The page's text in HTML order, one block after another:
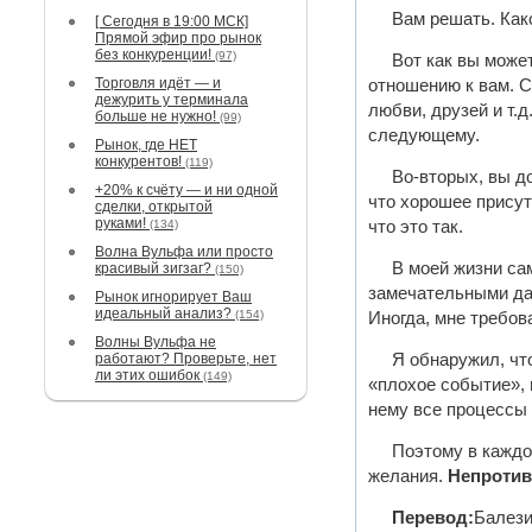
[ Сегодня в 19:00 МСК]
Прямой эфир про рынок
без конкуренции! (97)
Торговля идёт — и
дежурить у терминала
больше не нужно! (99)
Рынок, где НЕТ
конкурентов! (119)
+20% к счёту — и ни одной
сделки, открытой
руками! (134)
Волна Вульфа или просто
красивый зигзаг? (150)
Рынок игнорирует Ваш
идеальный анализ? (154)
Волны Вульфа не
работают? Проверьте, нет
ли этих ошибок (149)
Вам решать.
Вот как вы
отношению к вам.
любви, друзей и
следующему.
Во-вторых, вы
что хорошее
что это так.
В моей жизни
замечательными
Иногда, мне
Я обнаружил,
«плохое событие»,
нему все
Поэтому в
желания.
Перевод: